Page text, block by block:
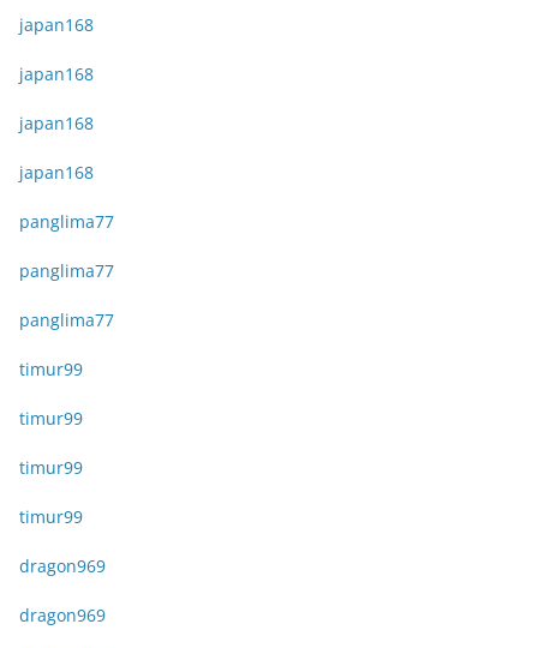
japan168
japan168
japan168
japan168
panglima77
panglima77
panglima77
timur99
timur99
timur99
timur99
dragon969
dragon969